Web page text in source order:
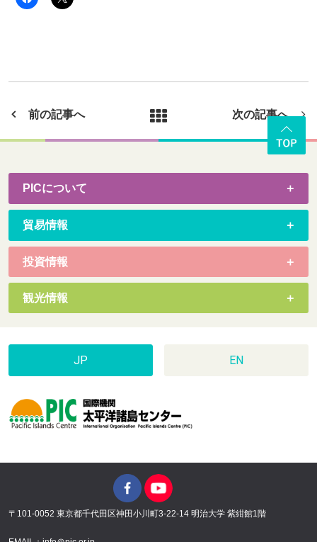
前の記事へ 次の記事へ
PICについて
貿易情報
投資情報
観光情報
JP EN
〒101-0052 東京都千代田区神田小川町3-22-14 明治大学 紫紺館1階